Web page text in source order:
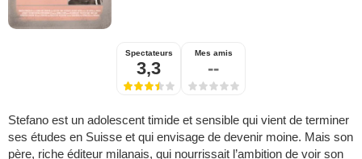
Spectateurs
3,3
Mes amis
--
Stefano est un adolescent timide et sensible qui vient de terminer
ses études en Suisse et qui envisage de devenir moine. Mais son
père, riche éditeur milanais, qui nourrissait l’ambition de voir son